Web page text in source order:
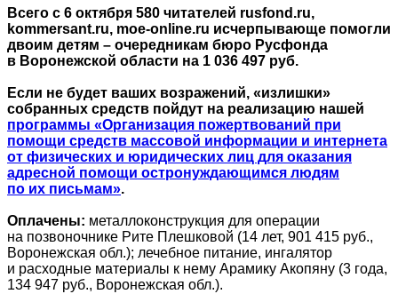
Всего с 6 октября 580 читателей rusfond.ru,
kommersant.ru, moe-online.ru исчерпывающе помогли
двоим детям – очередникам бюро Русфонда
в Воронежской области на 1 036 497 руб.
Если не будет ваших возражений, «излишки»
собранных средств пойдут на реализацию нашей
программы «Организация пожертвований при
помощи средств массовой информации и интернета
от физических и юридических лиц для оказания
адресной помощи остронуждающимся людям
по их письмам».
Оплачены: металлоконструкция для операции
на позвоночнике Рите Плешковой (14 лет, 901 415 руб.,
Воронежская обл.); лечебное питание, ингалятор
и расходные материалы к нему Арамику Акопяну (3 года,
134 947 руб., Воронежская обл.).